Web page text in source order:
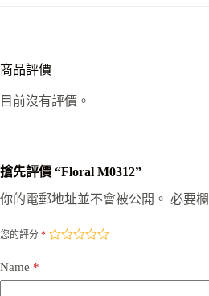
商品評價
目前沒有評價。
搶先評價 “Floral M0312”
你的電郵地址並不會被公開。 必要
您的評分 *
Name *